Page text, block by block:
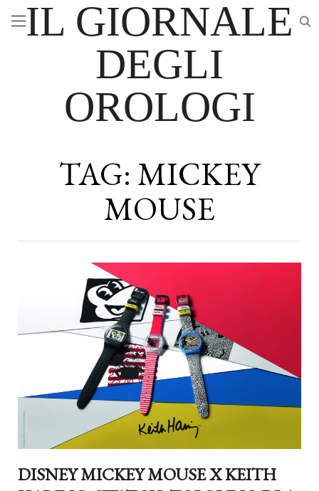
IL GIORNALE
DEGLI
OROLOGI
TAG: MICKEY
MOUSE
DISNEY MICKEY MOUSE X KEITH